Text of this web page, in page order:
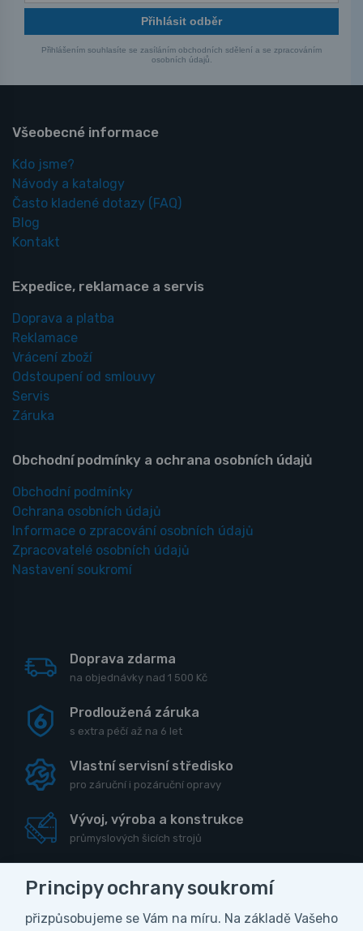
Přihlásit odběr
Přihlášením souhlasíte se zasíláním obchodních sdělení a se zpracováním
osobních údajů.
Všeobecné informace
Kdo jsme?
Návody a katalogy
Často kladené dotazy (FAQ)
Blog
Kontakt
Expedice, reklamace a servis
Doprava a platba
Reklamace
Vrácení zboží
Odstoupení od smlouvy
Servis
Záruka
Obchodní podmínky a ochrana osobních údajů
Obchodní podmínky
Ochrana osobních údajů
Informace o zpracování osobních údajů
Zpracovatelé osobních údajů
Nastavení soukromí
Doprava zdarma
na objednávky nad 1 500 Kč
Prodloužená záruka
s extra péčí až na 6 let
Vlastní servisní středisko
pro záruční i pozáruční opravy
Vývoj, výroba a konstrukce
průmyslových šicích strojů
Principy ochrany soukromí
přizpůsobujeme se Vám na míru. Na základě Vašeho